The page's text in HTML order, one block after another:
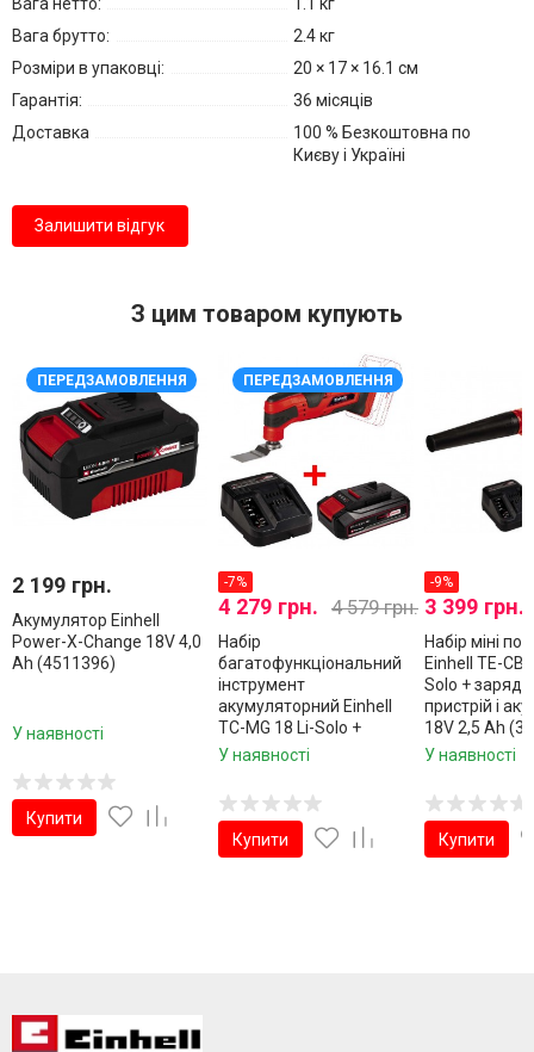
Вага брутто:
2.4 кг
Розміри в упаковці:
20 × 17 × 16.1 см
Гарантія:
36 місяців
Доставка
100 % Безкоштовна по
Києву і Україні
Залишити відгук
З цим товаром купують
ПЕРЕДЗАМОВЛЕННЯ
2 199 грн.
Акумулятор Einhell
Power-X-Change 18V 4,0
Ah (4511396)
У наявності
Купити
ПЕРЕДЗАМОВЛЕННЯ
-7%
4 279 грн. 4 579 грн.
Набір
багатофункціональний
інструмент
акумуляторний Einhell
TC-MG 18 Li-Solo +
Starter Kit 18V 2,5 Ah
У наявності
Купити
-9%
3 399 грн.
Набір міні
Einhell TE-CB
Solo +
пристрій і
18V 2,5 Ah
2.5)
У наявності
Купити